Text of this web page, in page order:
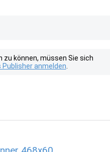
können, müssen Sie sich
Publisher anmelden